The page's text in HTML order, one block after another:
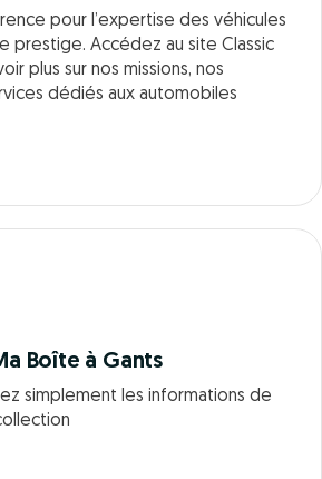
pour l’expertise des véhicules
prestige. Accédez au site Classic
plus sur nos missions, nos
dédiés aux automobiles
Boîte à Gants
simplement les informations de